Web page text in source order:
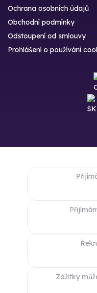
Ochrana osobních údajů
Obchodní podmínky
Odstoupení od smlouvy
Prohlášení o používání
Zážitky